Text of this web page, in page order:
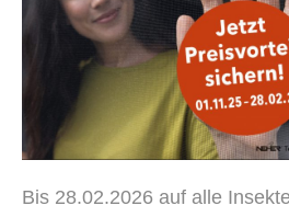
Bis 28.02.2026 auf alle